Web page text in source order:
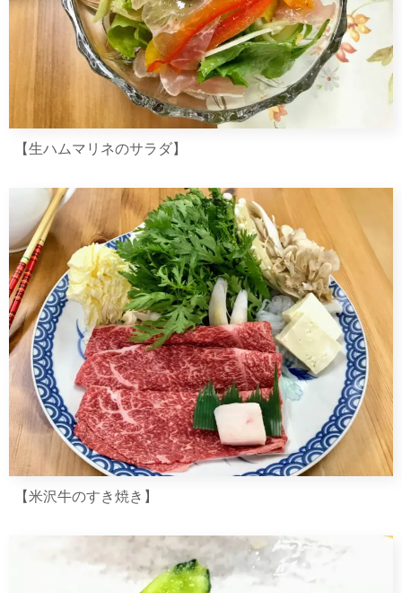
【生ハムマリネのサラダ】
【米沢牛のすき焼き】